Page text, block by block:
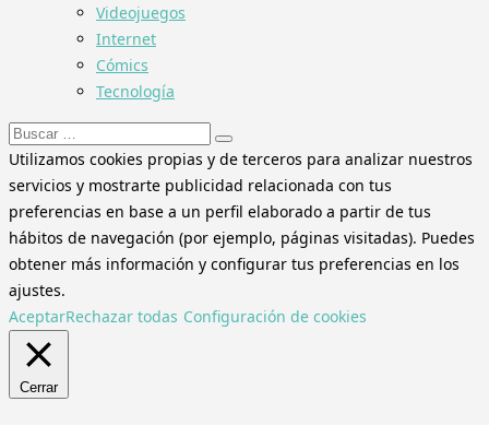
Videojuegos
Internet
Cómics
Tecnología
Buscar:
Utilizamos cookies propias y de terceros para analizar nuestros
servicios y mostrarte publicidad relacionada con tus
preferencias en base a un perfil elaborado a partir de tus
hábitos de navegación (por ejemplo, páginas visitadas). Puedes
obtener más información y configurar tus preferencias en los
ajustes.
AceptarRechazar todas Configuración de cookies
Cerrar